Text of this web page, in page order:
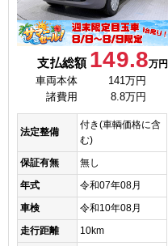
支払総額 149.8万円
車両本体
141万円
諸費用
8.8万円
法定整備
付き(車輌価格に含
む)
保証有無
無し
年式
令和07年08月
車検
令和10年08月
走行距離
10km